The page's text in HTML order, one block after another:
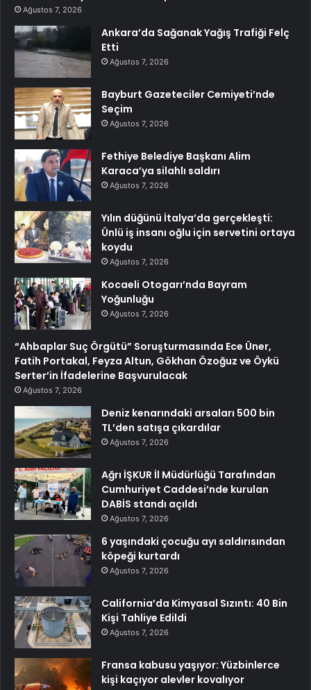
Ağustos 7, 2026
Ankara’da Sağanak Yağış Trafiği Felç
Etti
Ağustos 7, 2026
Bayburt Gazeteciler Cemiyeti’nde
Seçim
Ağustos 7, 2026
Fethiye Belediye Başkanı Alim
Karaca’ya silahlı saldırı
Ağustos 7, 2026
Yılın düğünü İtalya’da gerçekleşti:
Ünlü iş insanı oğlu için servetini ortaya
koydu
Ağustos 7, 2026
Kocaeli Otogarı’nda Bayram
Yoğunluğu
Ağustos 7, 2026
“Ahbaplar Suç Örgütü” Soruşturmasında Ece Üner,
Fatih Portakal, Feyza Altun, Gökhan Özoğuz ve Öykü
Serter’in İfadelerine Başvurulacak
Ağustos 7, 2026
Deniz kenarındaki arsaları 500 bin
TL’den satışa çıkardılar
Ağustos 7, 2026
Ağrı İŞKUR İl Müdürlüğü Tarafından
Cumhuriyet Caddesi’nde kurulan
DABİS standı açıldı
Ağustos 7, 2026
6 yaşındaki çocuğu ayı saldırısından
köpeği kurtardı
Ağustos 7, 2026
California’da Kimyasal Sızıntı: 40 Bin
Kişi Tahliye Edildi
Ağustos 7, 2026
Fransa kabusu yaşıyor: Yüzbinlerce
kişi kaçıyor alevler kovalıyor